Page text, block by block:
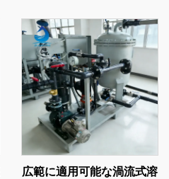
広範に適用可能な渦流式溶